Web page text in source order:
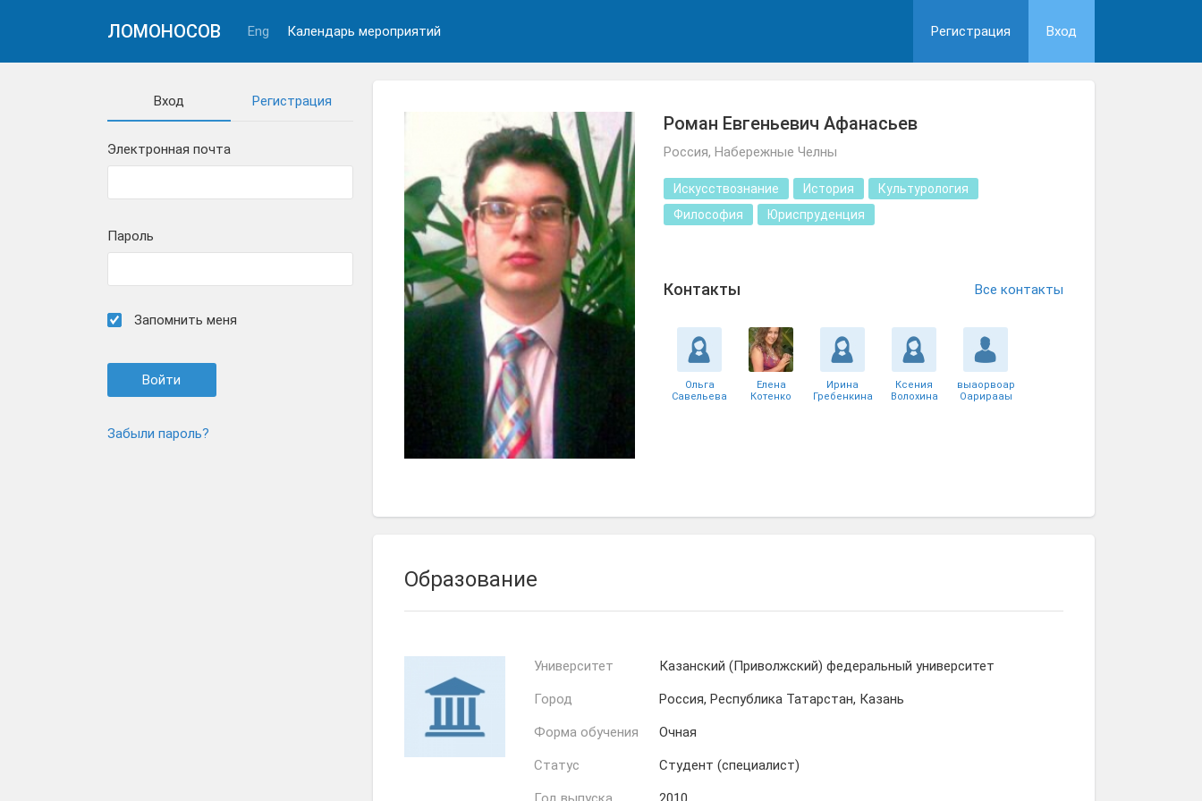
ЛОМОНОСОВ Eng Календарь мероприятий Регистрация Вход
Вход Регистрация
Электронная почта
Пароль
Запомнить меня
Забыли пароль?
Роман Евгеньевич Афанасьев
Россия, Набережные Челны
Искусствознание История
Культурология
Философия
Юриспруденция
Контакты Все контакты
Ольга
Савельева
Елена
Котенко
Ирина
Гребенкина
Ксения
Волохина
выаорвоар
Оарирааы
Образование
Университет Казанский (Приволжский) федеральный университет
Город Россия, Республика Татарстан, Казань
Форма обучения Очная
Статус Студент (специалист)